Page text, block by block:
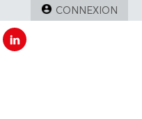
CONNEXION